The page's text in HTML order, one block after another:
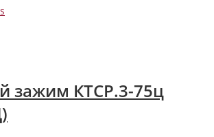
зажим КТСР.3-75ц